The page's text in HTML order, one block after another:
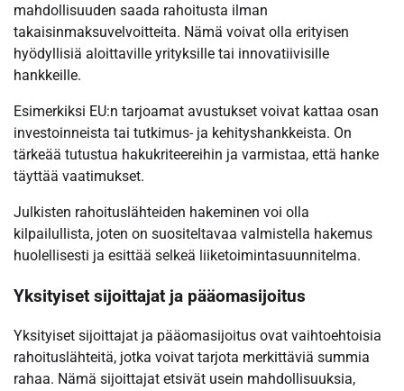
mahdollisuuden saada rahoitusta ilman
takaisinmaksuvelvoitteita. Nämä voivat olla erityisen
hyödyllisiä aloittaville yrityksille tai innovatiivisille
hankkeille.
Esimerkiksi EU:n tarjoamat avustukset voivat kattaa osan
investoinneista tai tutkimus- ja kehityshankkeista. On
tärkeää tutustua hakukriteereihin ja varmistaa, että hanke
täyttää vaatimukset.
Julkisten rahoituslähteiden hakeminen voi olla
kilpailullista, joten on suositeltavaa valmistella hakemus
huolellisesti ja esittää selkeä liiketoimintasuunnitelma.
Yksityiset sijoittajat ja pääomasijoitus
Yksityiset sijoittajat ja pääomasijoitus ovat vaihtoehtoisia
rahoituslähteitä, jotka voivat tarjota merkittäviä summia
rahaa. Nämä sijoittajat etsivät usein mahdollisuuksia,